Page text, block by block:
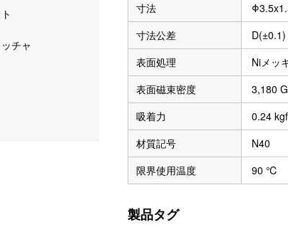
チャ
寸法
寸法公差
表面処理
Niメッ
表面磁束密度
3,180
吸着力
0.24 kgf
材質記号
N40
限界使用温度
90 ℃
製品タグ